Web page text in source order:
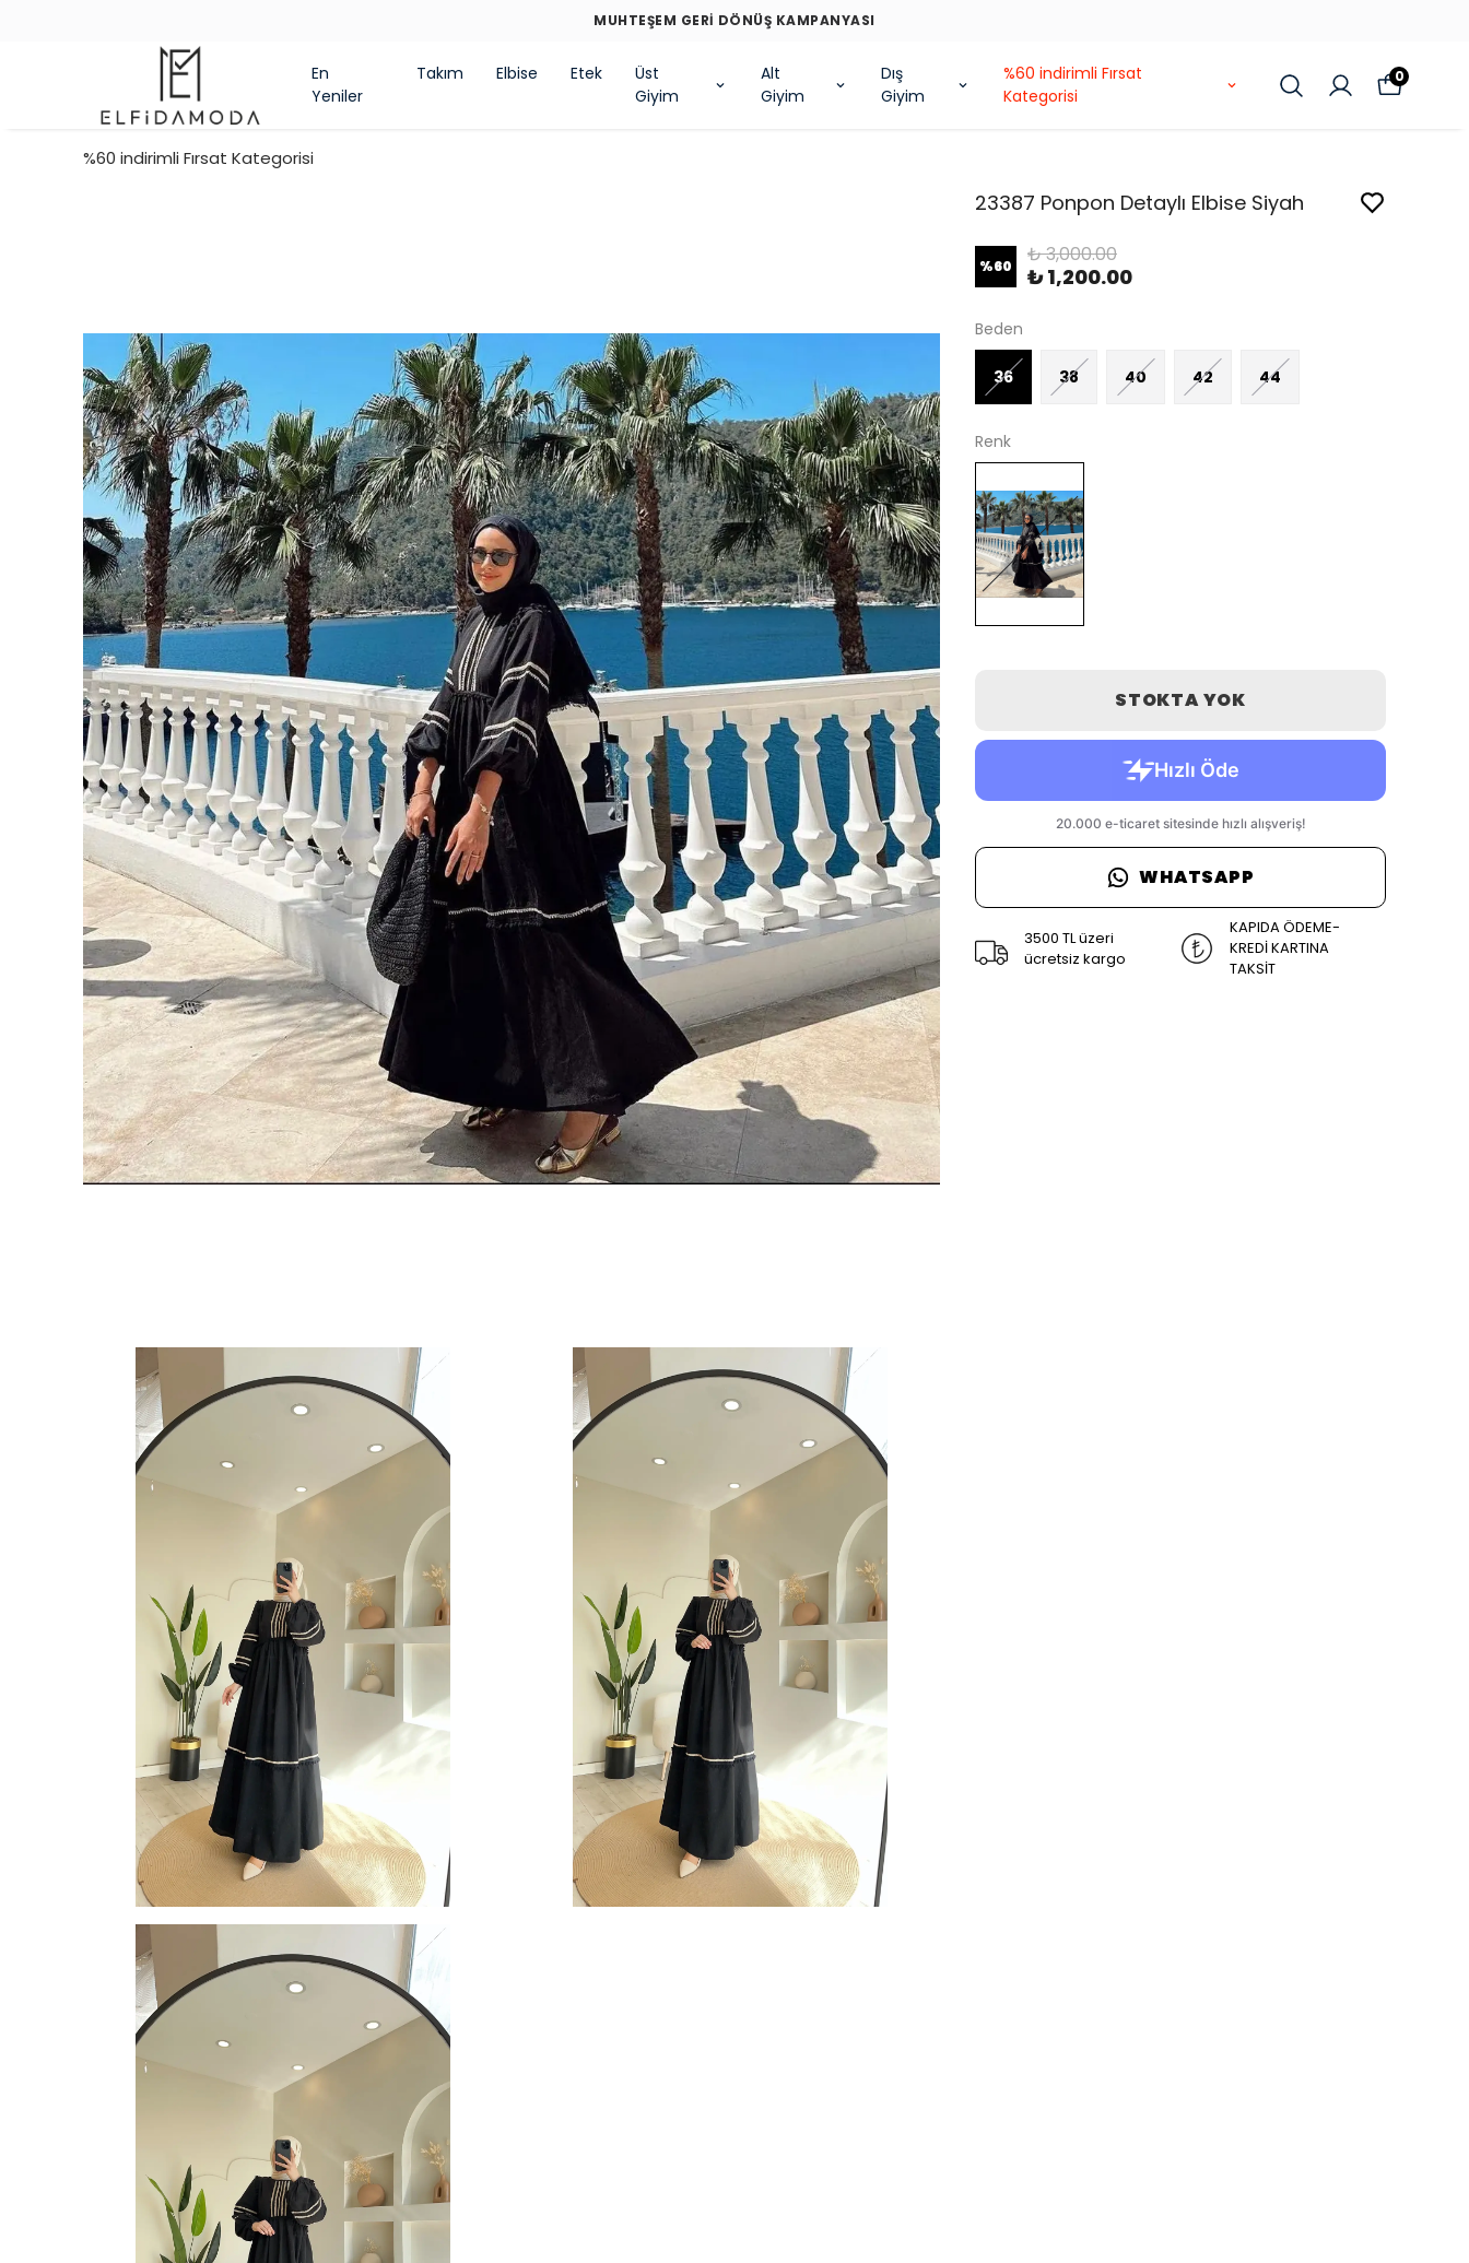
MUHTEŞEM GERİ DÖNÜŞ KAMPANYASI
En
Yeniler
Takım Elbise Etek
Üst
Giyim
Alt
Giyim
Dış
Giyim
%60 indirimli Fırsat
Kategorisi
0
%60 indirimli Fırsat Kategorisi
23387 Ponpon Detaylı Elbise Siyah
%60 ₺ 3,000.00
₺ 1,200.00
Beden
36 38 40 42 44
Renk
STOKTA YOK
WHATSAPP
3500 TL üzeri
ücretsiz kargo
KAPIDA ÖDEME-
KREDİ KARTINA
TAKSİT